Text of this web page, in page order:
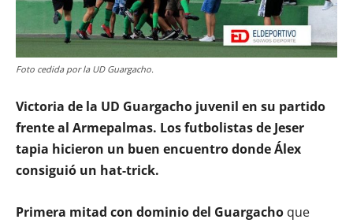
Foto cedida por la UD Guargacho.
Victoria de la UD Guargacho juvenil en su partido
frente al Armepalmas. Los futbolistas de Jeser
tapia hicieron un buen encuentro donde Álex
consiguió un hat-trick.
Primera mitad con dominio del Guargacho que